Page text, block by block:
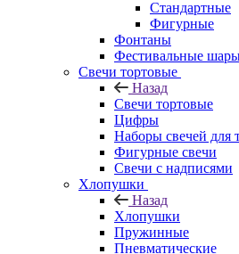
Стандартные
Фигурные
Фонтаны
Фестивальные
Свечи тортовые
Назад
Свечи тортовые
Цифры
Наборы свечей для
Фигурные свечи
Свечи с надписями
Хлопушки
Назад
Хлопушки
Пружинные
Пневматические